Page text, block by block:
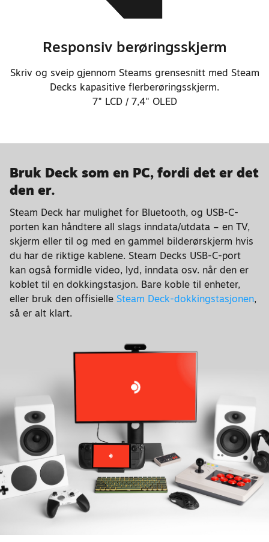
Responsiv berøringsskjerm
Skriv og sveip gjennom Steams grensesnitt med Steam
Decks kapasitive flerberøringsskjerm.
7" LCD / 7,4" OLED
Bruk Deck som en PC, fordi det er det
den er.
Steam Deck har mulighet for Bluetooth, og USB-C-
porten kan håndtere all slags inndata/utdata – en TV,
skjerm eller til og med en gammel bilderørskjerm hvis
du har de riktige kablene. Steam Decks USB-C-port
kan også formidle video, lyd, inndata osv. når den er
koblet til en dokkingstasjon. Bare koble til enheter,
eller bruk den offisielleSteam Deck-dokkingstasjonen,
så er alt klart.